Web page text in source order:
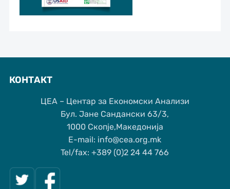
КОНТАКТ
ЦЕА – Центар за Економски Анализи
Бул. Јане Сандански 63/3,
1000 Скопје,Македонија
Е-mail: info@cea.org.mk
Tel/fax: +389 (0)2 24 44 766